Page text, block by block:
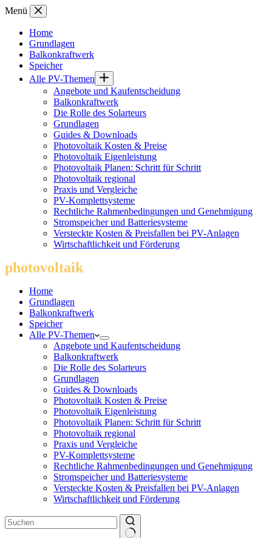
Zum
springen
Menü
Home
Grundlagen
Balkonkraftwerk
Speicher
Alle PV-Themen
Angebote und Kaufentscheidung
Balkonkraftwerk
Die Rolle des Solarteurs
Grundlagen
Guides & Downloads
Photovoltaik Kosten & Preise
Photovoltaik Eigenleistung
Photovoltaik Planen: Schritt für Schritt
Photovoltaik regional
Praxis und Vergleiche
PV-Komplettsysteme
Rechtliche Rahmenbedingungen und Genehmigung
Stromspeicher und Batteriesysteme
Versteckte Kosten & Preisfallen bei PV-Anlagen
Wirtschaftlichkeit und Förderung
photovoltaik
Home
Grundlagen
Balkonkraftwerk
Speicher
Alle PV-Themen
Angebote und Kaufentscheidung
Balkonkraftwerk
Die Rolle des Solarteurs
Grundlagen
Guides & Downloads
Photovoltaik Kosten & Preise
Photovoltaik Eigenleistung
Photovoltaik Planen: Schritt für Schritt
Photovoltaik regional
Praxis und Vergleiche
PV-Komplettsysteme
Rechtliche Rahmenbedingungen und Genehmigung
Stromspeicher und Batteriesysteme
Versteckte Kosten & Preisfallen bei PV-Anlagen
Wirtschaftlichkeit und Förderung